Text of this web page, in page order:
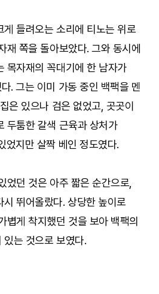
들려오는 소리에 티노는 위로
재 쪽을 돌아보았다. 그와 동시에
목자재의 꼭대기에 한 남자가
. 그는 이미 가동 중인 백팩을 멘
은 있으나 검은 없었고, 곳곳이
두툼한 갈색 근육과 상처가
었지만 살짝 베인 정도였다.
었던 것은 아주 짧은 순간으로,
뛰어올랐다. 상당한 높이로
볍게 착지했던 것을 보아 백팩의
있는 것으로 보였다.